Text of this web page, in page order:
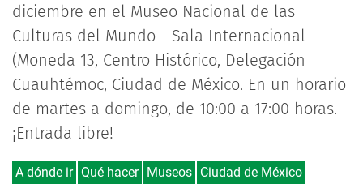
diciembre en el Museo Nacional de las
Culturas del Mundo - Sala Internacional
(Moneda 13, Centro Histórico, Delegación
Cuauhtémoc, Ciudad de México. En un horario
de martes a domingo, de 10:00 a 17:00 horas.
¡Entrada libre!
A dónde ir Qué hacer Museos Ciudad de México